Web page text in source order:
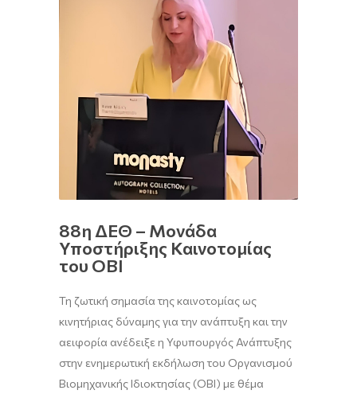
88η ΔΕΘ – Μονάδα
Υποστήριξης Καινοτομίας
του ΟΒΙ
Τη ζωτική σημασία της καινοτομίας ως
κινητήριας δύναμης για την ανάπτυξη και την
αειφορία ανέδειξε η Υφυπουργός Ανάπτυξης
στην ενημερωτική εκδήλωση του Οργανισμού
Βιομηχανικής Ιδιοκτησίας (ΟΒΙ) με θέμα